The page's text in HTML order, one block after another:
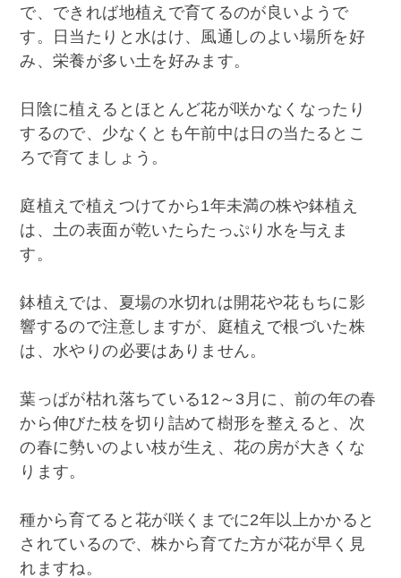
で、できれば地植えで育てるのが良いようで
す。日当たりと水はけ、風通しのよい場所を好
み、栄養が多い土を好みます。
日陰に植えるとほとんど花が咲かなくなったり
するので、少なくとも午前中は日の当たるとこ
ろで育てましょう。
庭植えで植えつけてから1年未満の株や鉢植え
は、土の表面が乾いたらたっぷり水を与えま
す。
鉢植えでは、夏場の水切れは開花や花もちに影
響するので注意しますが、庭植えで根づいた株
は、水やりの必要はありません。
葉っぱが枯れ落ちている12～3月に、前の年の春
から伸びた枝を切り詰めて樹形を整えると、次
の春に勢いのよい枝が生え、花の房が大きくな
ります。
種から育てると花が咲くまでに2年以上かかると
されているので、株から育てた方が花が早く見
れますね。